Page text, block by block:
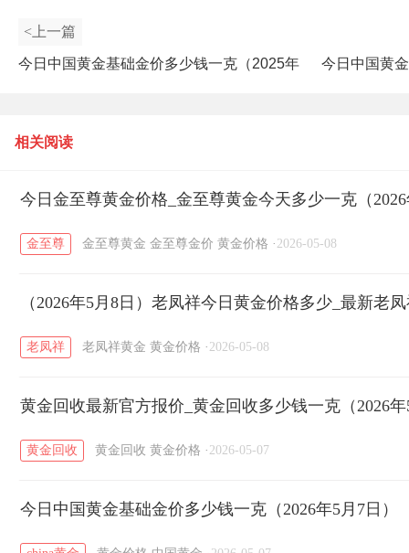
<上一篇
今日中国黄金基础金价多少钱一克（2025年 今日中国黄
相关阅读
今日金至尊黄金价格_金至尊黄金今天多少一克（
金至尊 金至尊黄金 金至尊金价 黄金价格 · 2026-05-08
（2026年5月8日）老凤祥今日黄金价格多少_最新老
老凤祥 老凤祥黄金 黄金价格 · 2026-05-08
黄金回收最新官方报价_黄金回收多少钱一克（2026
黄金回收 黄金回收 黄金价格 · 2026-05-07
今日中国黄金基础金价多少钱一克（2026年5月7日）